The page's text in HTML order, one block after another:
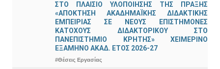
ΣΤΟ ΠΛΑΙΣΙΟ ΥΛΟΠΟΙΗΣΗΣ ΤΗΣ ΠΡΑΞΗΣ
«ΑΠΟΚΤΗΣΗ ΑΚΑΔΗΜΑΪΚΗΣ ΔΙΔΑΚΤΙΚΗΣ
ΕΜΠΕΙΡΙΑΣ ΣΕ ΝΕΟΥΣ ΕΠΙΣΤΗΜΟΝΕΣ
ΚΑΤΟΧΟΥΣ ΔΙΔΑΚΤΟΡΙΚΟΥ ΣΤΟ
ΠΑΝΕΠΙΣΤΗΜΙΟ ΚΡΗΤΗΣ» ΧΕΙΜΕΡΙΝΟ
ΕΞΑΜΗΝΟ ΑΚΑΔ. ΕΤΟΣ 2026-27
#Θέσεις Εργασίας